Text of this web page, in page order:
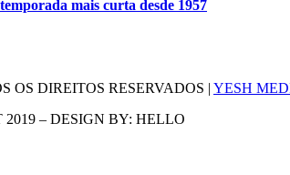
mais curta desde 1957
OS DIREITOS RESERVADOS | YESH
– DESIGN BY: HELLO